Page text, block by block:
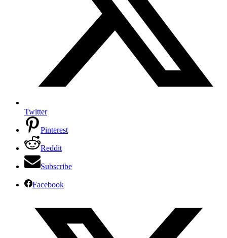
Twitter
Pinterest
Reddit
Subscribe
Facebook